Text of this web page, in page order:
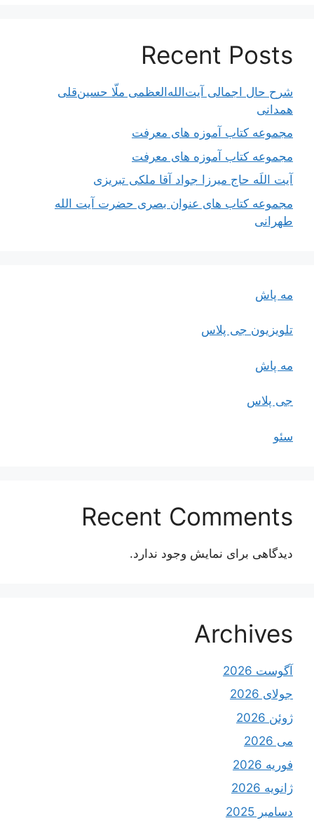
Recent Posts
شرح حال اجمالی آیت‌الله‌العظمی ملّا حسین‌قلی
همدانی
مجموعه کتاب آموزه های معرفت
مجموعه کتاب آموزه های معرفت
آیت اللَه حاج میرزا جواد آقا ملکی تبریزی
مجموعه کتاب های عنوان بصری حضرت آیت الله
طهرانی
مه پاش
تلویزیون جی پلاس
مه پاش
جی پلاس
سئو
Recent Comments
دیدگاهی برای نمایش وجود ندارد.
Archives
آگوست 2026
جولای 2026
ژوئن 2026
می 2026
فوریه 2026
ژانویه 2026
دسامبر 2025